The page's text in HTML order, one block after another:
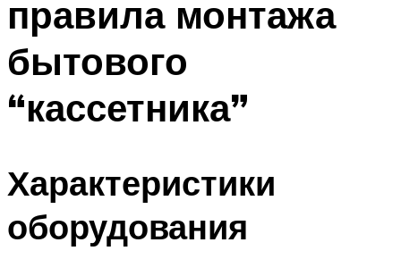
правила монтажа
бытового
“кассетника”
Характеристики
оборудования